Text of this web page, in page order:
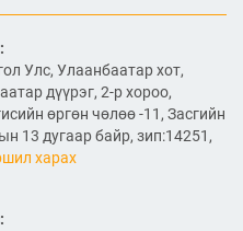
Улсын агаарын
салбарын
ирээдүйн чиг
хамтдаа
байна
авч уулзлаа
Улс, Улаанбаатар хот,
дүүрэг, 2-р хороо,
өргөн чөлөө -11, Засгийн
13 дугаар байр, зип:14251,
харах